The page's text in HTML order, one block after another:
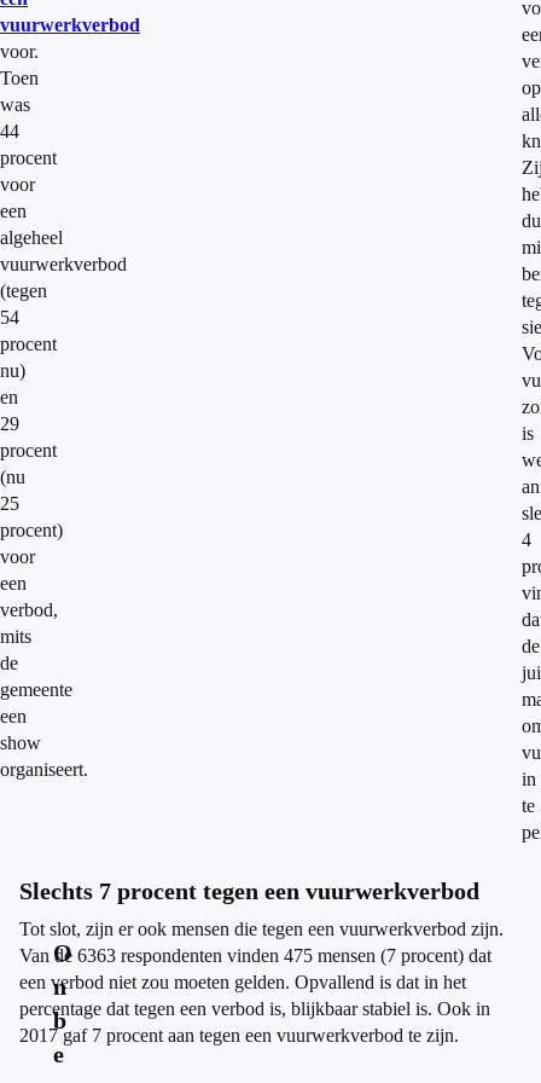
vuurwerkverbod
voor.
Toen
was
44
procent
voor
een
algeheel
vuurwerkverbod
(tegen
54
procent
nu)
en
29
procent
(nu
25
procent)
voor
een
verbod,
mits
de
gemeente
een
show
organiseert.
op
is
4
de
in
te
O
n
b
e
Slechts 7 procent tegen een vuurwerkverbod
Tot slot, zijn er ook mensen die tegen een vuurwerkverbod zijn.
Van de 6363 respondenten vinden 475 mensen (7 procent) dat
een verbod niet zou moeten gelden. Opvallend is dat in het
percentage dat tegen een verbod is, blijkbaar stabiel is. Ook in
2017 gaf 7 procent aan tegen een vuurwerkverbod te zijn.